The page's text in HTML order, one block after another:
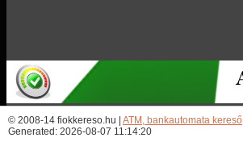
© 2008-14 fiokkereso.hu | ATM, bankautomata kereső
Generated: 2026-08-07 11:14:20